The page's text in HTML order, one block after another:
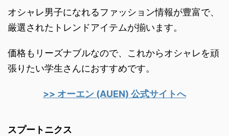
オシャレ男子になれるファッション情報が豊富で、
厳選されたトレンドアイテムが揃います。
価格もリーズナブルなので、これからオシャレを頑
張りたい学生さんにおすすめです。
>> オーエン (AUEN) 公式サイトへ
スプートニクス